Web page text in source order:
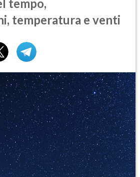
tempo,
temperatura e venti